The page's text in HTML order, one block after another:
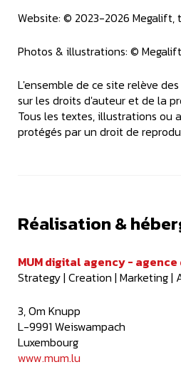
Website: © 2023-2026 Megalift,
Photos & illustrations: ©
L'ensemble de ce site relève
sur les droits d'auteur et de la
Tous les textes, illustrations ou
protégés par un droit de
Réalisation &
MUM digital agency -
Strategy | Creation | Marketing |
3, Om Knupp
L-9991 Weiswampach
Luxembourg
www.mum.lu